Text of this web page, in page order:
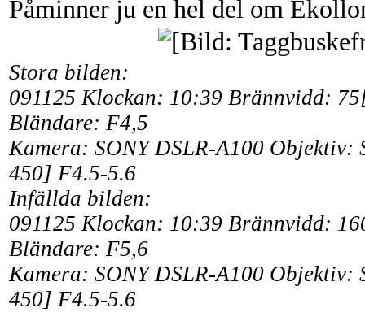
Påminner ju en hel del om
Stora bilden:
091125 Klockan: 10:39 Brännvidd: 75
Bländare: F4,5
Kamera: SONY DSLR-A100 Objektiv:
450] F4.5-5.6
Infällda bilden:
091125 Klockan: 10:39 Brännvidd:
Bländare: F5,6
Kamera: SONY DSLR-A100 Objektiv:
450] F4.5-5.6